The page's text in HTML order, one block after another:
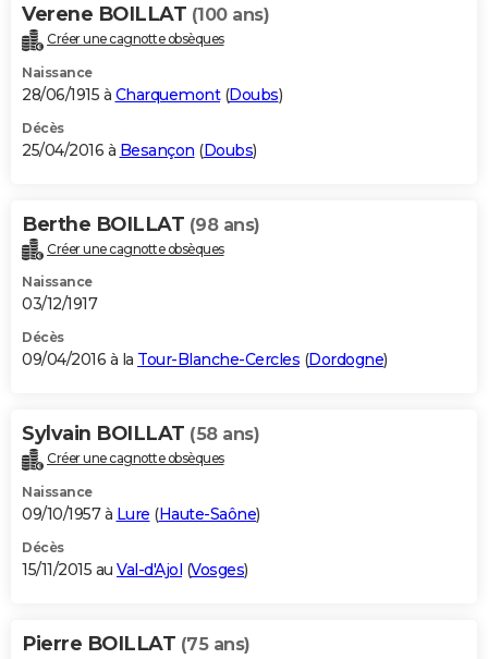
Verene BOILLAT (100 ans)
Créer une cagnotte obsèques
Naissance
28/06/1915 à Charquemont(Doubs)
Décès
25/04/2016 à Besançon (Doubs)
Berthe BOILLAT (98 ans)
Créer une cagnotte obsèques
Naissance
03/12/1917
Décès
09/04/2016 à la Tour-Blanche-Cercles (Dordogne)
Sylvain BOILLAT (58 ans)
Créer une cagnotte obsèques
Naissance
09/10/1957 à Lure (Haute-Saône)
Décès
15/11/2015 au Val-d'Ajol (Vosges)
Pierre BOILLAT (75 ans)